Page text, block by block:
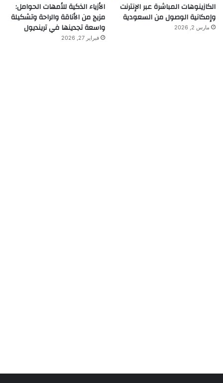
الكازينوهات المباشرة عبر الإنترنت
وإمكانية الوصول من السعودية
مارس 2, 2026
الأزياء الذكية للأمهات الحوامل:
مزيج من الأناقة والراحة وتشكيلة
واسعة تجدينها في ترينديول
فبراير 27, 2026